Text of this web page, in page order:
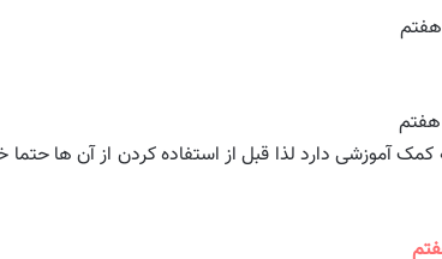
آموزشی دارد لذا قبل از استفاده کردن از آن ها حتما